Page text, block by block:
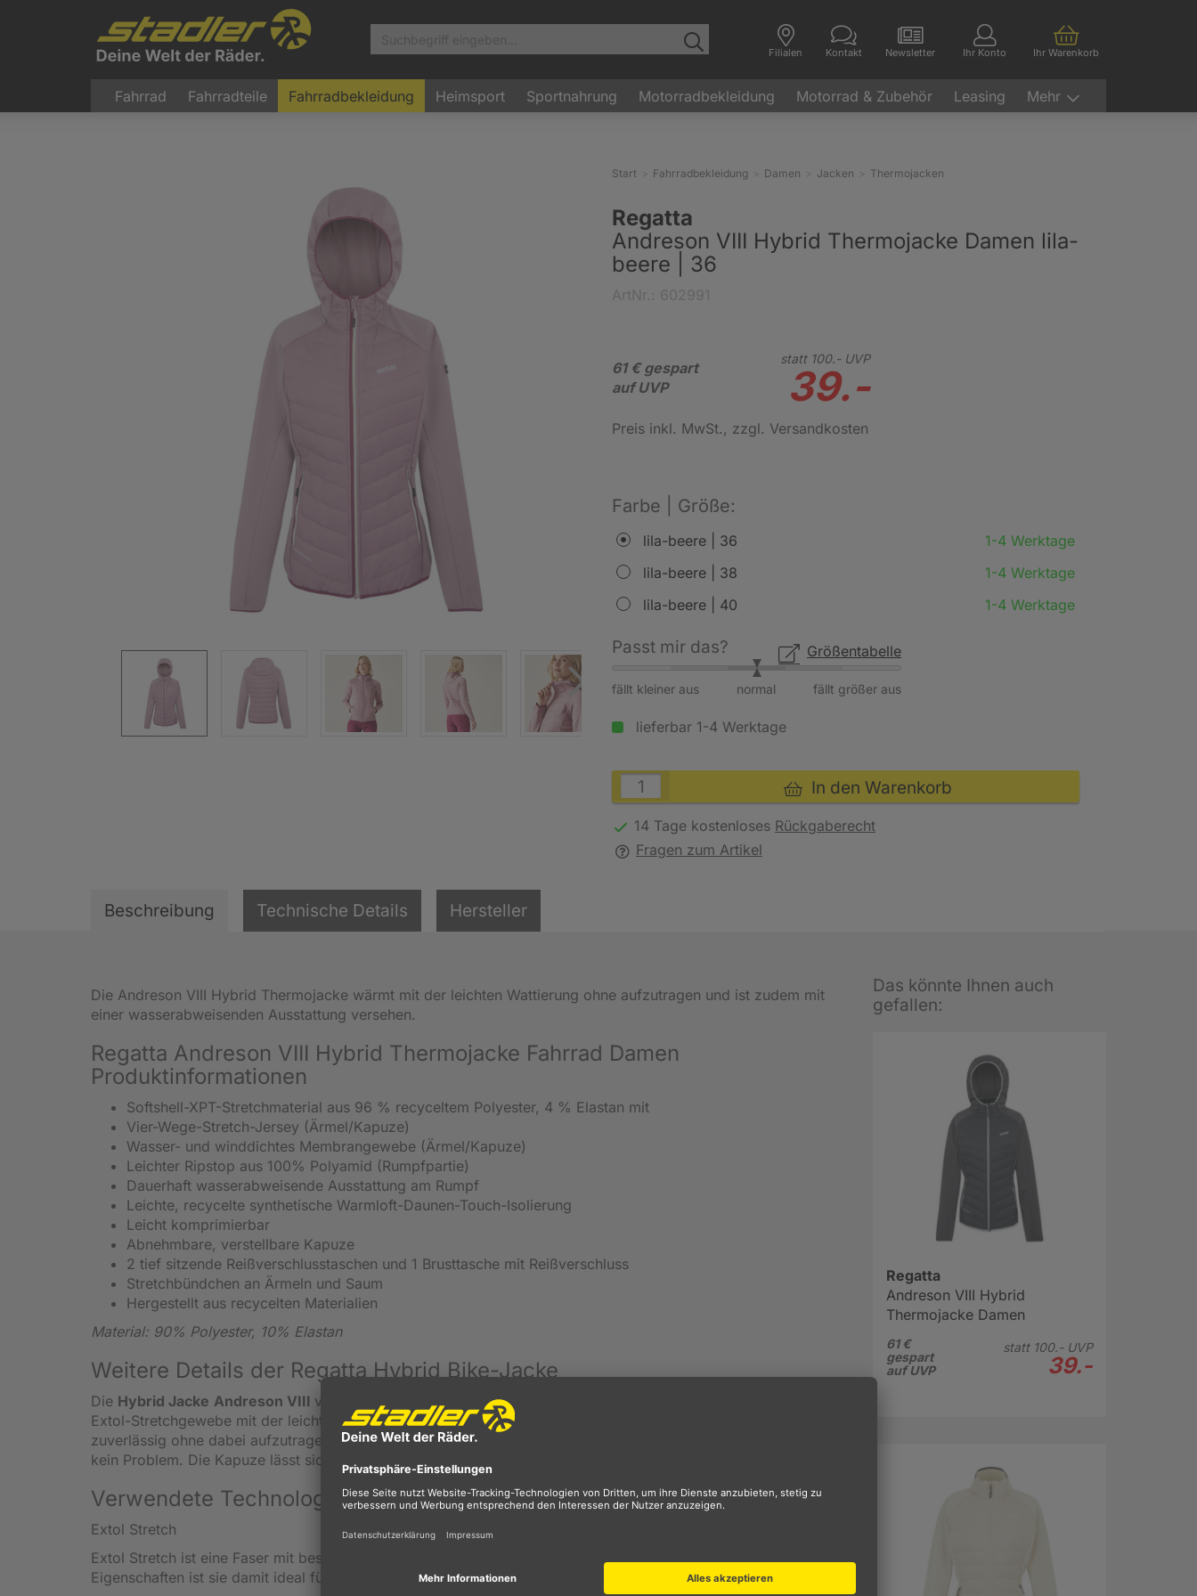
Filialen Kontakt Newsletter Ihr Konto Ihr Warenkorb
Fahrrad Fahrradteile Fahrradbekleidung Heimsport Sportnahrung Motorradbekleidung Motorrad & Zubehör Leasing Mehr
Start Fahrradbekleidung Damen Jacken Thermojacken
Regatta
Andreson VIII Hybrid Thermojacke Damen lila-
beere | 36
61 € gespart
auf UVP
statt 100.-UVP
39.-
Preis inkl. MwSt., zzgl. Versandkosten
Farbe | Größe:
lila-beere | 36
1-4 Werktage
lila-beere | 38
1-4 Werktage
lila-beere | 40
1-4 Werktage
Größentabelle
Passt mir das?
fällt kleiner aus fällt größer aus
normal
lieferbar 1-4 Werktage
In den Warenkorb
14 Tage kostenloses Rückgaberecht
Fragen zum Artikel
Beschreibung Technische Details Hersteller
Die Andreson VIII Hybrid Thermojacke wärmt mit der leichten Wattierung ohne aufzutragen und ist zudem mit
einer wasserabweisenden Ausstattung versehen.
Regatta Andreson VIII Hybrid Thermojacke Fahrrad Damen
Produktinformationen
Softshell-XPT-Stretchmaterial aus 96 % recyceltem Polyester, 4 % Elastan mit
Vier-Wege-Stretch-Jersey (Ärmel/Kapuze)
Wasser- und winddichtes Membrangewebe (Ärmel/Kapuze)
Leichter Ripstop aus 100% Polyamid (Rumpfpartie)
Dauerhaft wasserabweisende Ausstattung am Rumpf
Leichte, recycelte synthetische Warmloft-Daunen-Touch-Isolierung
Leicht komprimierbar
Abnehmbare, verstellbare Kapuze
2 tief sitzende Reißverschlusstaschen und 1 Brusttasche mit Reißverschluss
Stretchbündchen an Ärmeln und Saum
Hergestellt aus recycelten Materialien
Material: 90% Polyester, 10% Elastan
Weitere Details der Regatta Hybrid Bike-Jacke
Die Hybrid Jacke Andreson VIII von Regatta verbindet Funktionalität mit stylischem Design. Ihr elastische
Extol-Stretchgewebe mit der leichten Isolierung und die leichte, synthetische Daunen-Isolierung wärmt
zuverlässig ohne dabei aufzutragen. Leichter Nieselregen ist durch die
kein Problem. Die Kapuze lässt sich verstellen und sogar abnehmen, wenn Sie diese nicht benötigen.
Verwendete Technologien
Extol Stretch
Extol Stretch ist eine Faser mit besonders elastischen Eigenschaften. Zusammen mit den schnelltrocknenden
Eigenschaften ist sie damit ideal für bewegungsintensive Aktivitäten.
Das könnte Ihnen auch
gefallen:
Regatta
Andreson VIII Hybrid
Thermojacke Damen
61 €
gespart
auf UVP
statt 100.-UVP
39.-